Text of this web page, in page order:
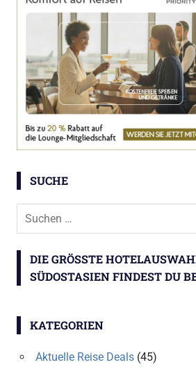
SUCHE
Suchen
DIE GRÖSSTE
ÜDOSTASIEN FINDEST DU
KATEGORIEN
Aktuelle Reise Deals(45)